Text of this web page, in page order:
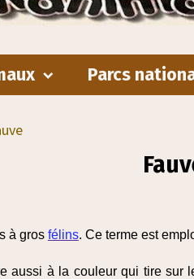
Parcs
à gros félins. Ce terme est
aussi à la couleur qui tire sur